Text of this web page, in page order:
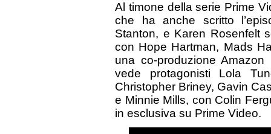
Al timone della serie Prime
che ha anche scritto
Stanton, e Karen Rosenfelt
con Hope Hartman, Mads
una co-produzione
vede protagonisti Lola
Christopher Briney, Gavin
e Minnie Mills, con Colin
in esclusiva su Prime Video.